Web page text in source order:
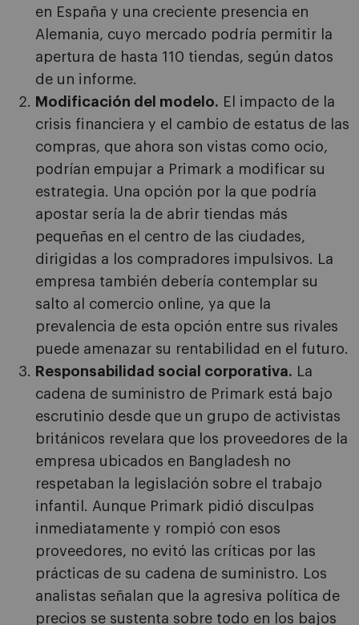
en España y una creciente presencia en
Alemania, cuyo mercado podría permitir la
apertura de hasta 110 tiendas, según datos
de un informe.
Modificación del modelo. El impacto de la
crisis financiera y el cambio de estatus de las
compras, que ahora son vistas como ocio,
podrían empujar a Primark a modificar su
estrategia. Una opción por la que podría
apostar sería la de abrir tiendas más
pequeñas en el centro de las ciudades,
dirigidas a los compradores impulsivos. La
empresa también debería contemplar su
salto al comercio online, ya que la
prevalencia de esta opción entre sus rivales
puede amenazar su rentabilidad en el futuro.
Responsabilidad social corporativa. La
cadena de suministro de Primark está bajo
escrutinio desde que un grupo de activistas
británicos revelara que los proveedores de la
empresa ubicados en Bangladesh no
respetaban la legislación sobre el trabajo
infantil. Aunque Primark pidió disculpas
inmediatamente y rompió con esos
proveedores, no evitó las críticas por las
prácticas de su cadena de suministro. Los
analistas señalan que la agresiva política de
precios se sustenta sobre todo en los bajos